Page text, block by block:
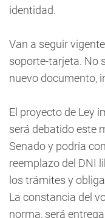
identidad.
Van a seguir
soporte-tarjeta. No
nuevo documento,
El proyecto de Ley
será debatido este
Senado y podría
reemplazo del DNI
los trámites y
La constancia del
norma, será